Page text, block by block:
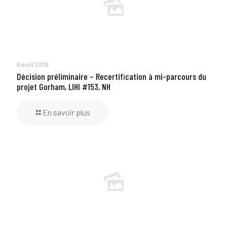
6 août 2026
Décision préliminaire – Recertification à mi-parcours du
projet Gorham, LIHI #153, NH
En savoir plus